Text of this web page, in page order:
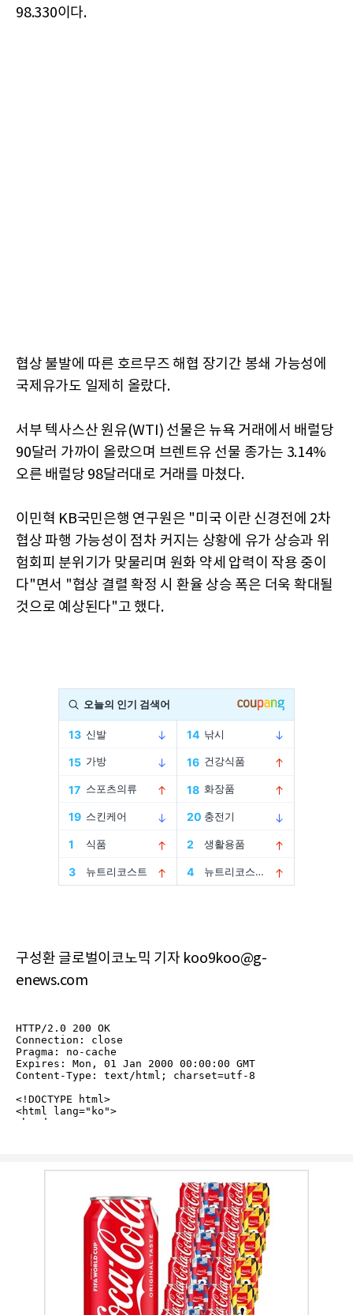
98.330이다.
협상 불발에 따른 호르무즈 해협 장기간 봉쇄 가능성에
국제유가도 일제히 올랐다.
서부 텍사스산 원유(WTI) 선물은 뉴욕 거래에서 배럴당
90달러 가까이 올랐으며 브렌트유 선물 종가는 3.14%
오른 배럴당 98달러대로 거래를 마쳤다.
이민혁 KB국민은행 연구원은 "미국 이란 신경전에 2차
협상 파행 가능성이 점차 커지는 상황에 유가 상승과 위
험회피 분위기가 맞물리며 원화 약세 압력이 작용 중이
다"면서 "협상 결렬 확정 시 환율 상승 폭은 더욱 확대될
것으로 예상된다"고 했다.
구성환 글로벌이코노믹 기자 koo9koo@g-
enews.com